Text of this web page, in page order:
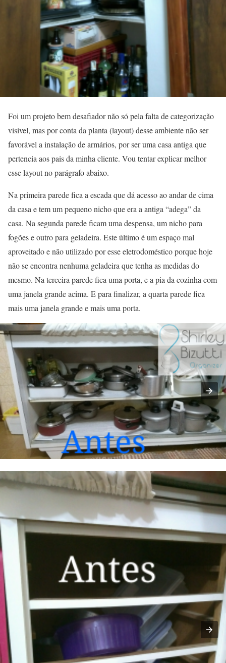
Foi um projeto bem desafiador não só pela falta de categorização
visível, mas por conta da planta (layout) desse ambiente não ser
favorável a instalação de armários, por ser uma casa antiga que
pertencia aos pais da minha cliente. Vou tentar explicar melhor
esse layout no parágrafo abaixo.
Na primeira parede fica a escada que dá acesso ao andar de cima
da casa e tem um pequeno nicho que era a antiga “adega” da
casa. Na segunda parede ficam uma despensa, um nicho para
fogões e outro para geladeira. Este último é um espaço mal
aproveitado e não utilizado por esse eletrodoméstico porque hoje
não se encontra nenhuma geladeira que tenha as medidas do
mesmo. Na terceira parede fica uma porta, e a pia da cozinha com
uma janela grande acima. E para finalizar, a quarta parede fica
mais uma janela grande e mais uma porta.